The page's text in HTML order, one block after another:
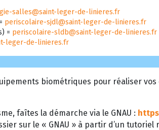
salles@saint-leger-de-linieres.fr
periscolaire-sjdl@saint-leger-de-linieres.fr
= periscolaire-sldb@saint-leger-de-linieres.fr
leger-de-linieres.fr
biométriques pour réaliser
faîtes la démarche via le GNAU :
sur le « GNAU » à partir d’un tutoriel